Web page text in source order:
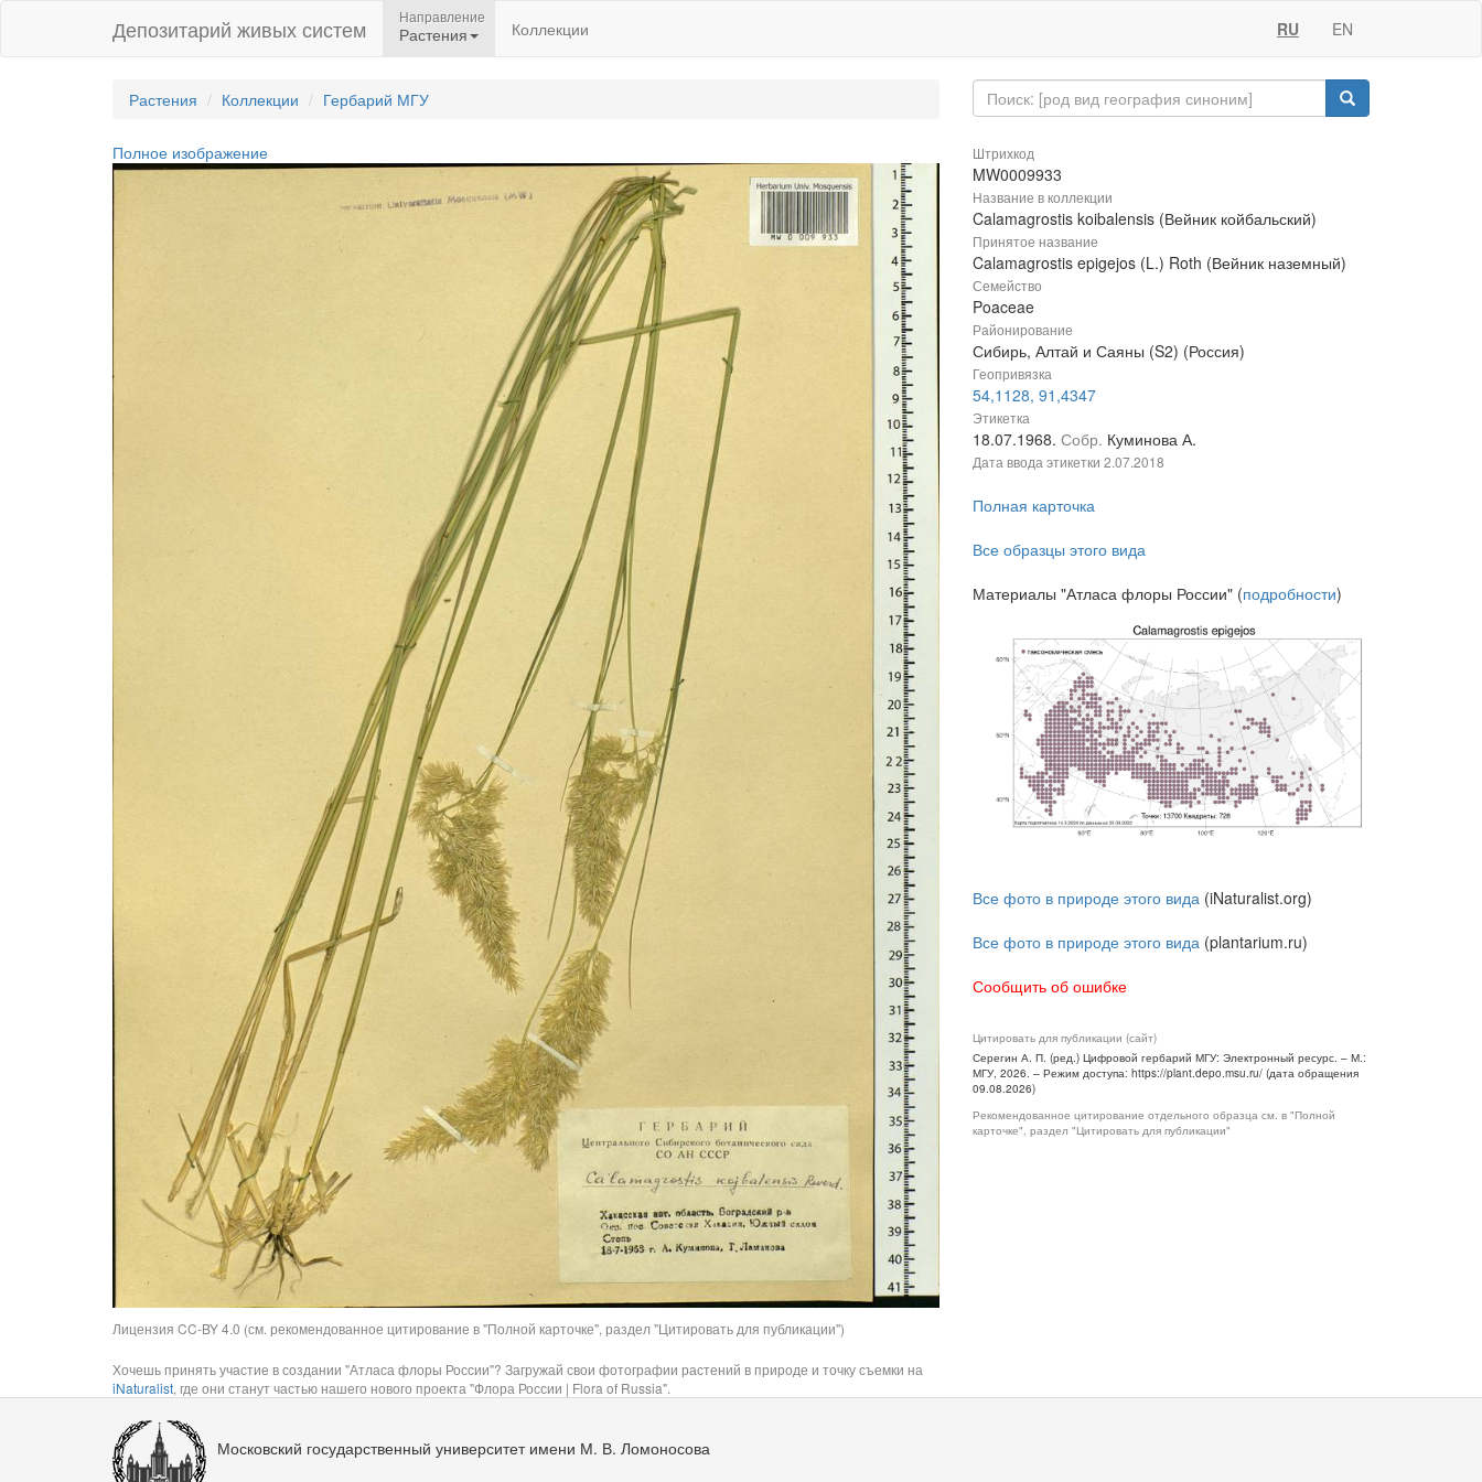
Депозитарий живых систем Направление
Растения Коллекции RU EN
Растения Коллекции Гербарий МГУ
Полное изображение
Лицензия CC-BY 4.0 (см. рекомендованное цитирование в "Полной карточке", раздел "Цитировать для публикации")
Хочешь принять участие в создании "Атласа флоры России"? Загружай свои фотографии растений в природе и точку съемки на
iNaturalist, где они станут частью нашего нового проекта "Флора России | Flora of Russia".
Штрихкод
MW0009933
Название в коллекции
Calamagrostis koibalensis (Вейник койбальский)
Принятое название
Calamagrostis epigejos (L.) Roth (Вейник наземный)
Семейство
Poaceae
Районирование
Сибирь, Алтай и Саяны (S2) (Россия)
Геопривязка
54,1128, 91,4347
Этикетка
18.07.1968. Собр. Куминова А.
Дата ввода этикетки 2.07.2018
Полная карточка
Все образцы этого вида
Материалы "Атласа флоры России" (подробности)
Все фото в природе этого вида (iNaturalist.org)
Все фото в природе этого вида (plantarium.ru)
Сообщить об ошибке
Цитировать для публикации (сайт)
Серегин А. П. (ред.) Цифровой гербарий МГУ: Электронный ресурс. – М.:
МГУ, 2026. – Режим доступа: https://plant.depo.msu.ru/ (дата обращения
09.08.2026)
Рекомендованное цитирование отдельного образца см. в "Полной
карточке", раздел "Цитировать для публикации"
Московский государственный университет имени М. В. Ломоносова